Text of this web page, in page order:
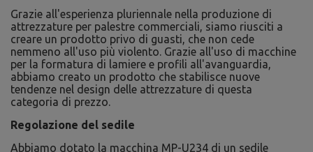
Grazie all'esperienza pluriennale nella produzione di
attrezzature per palestre commerciali, siamo riusciti a
creare un prodotto privo di guasti, che non cede
nemmeno all'uso più violento. Grazie all'uso di macchine
per la formatura di lamiere e profili all'avanguardia,
abbiamo creato un prodotto che stabilisce nuove
tendenze nel design delle attrezzature di questa
categoria di prezzo.
Regolazione del sedile
Abbiamo dotato la macchina MP-U234 di un sedile